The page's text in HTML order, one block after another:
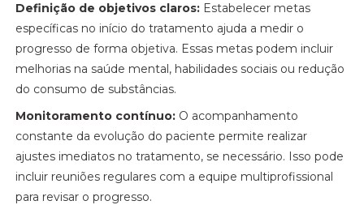
Definição de objetivos claros: Estabelecer metas
específicas no início do tratamento ajuda a medir o
progresso de forma objetiva. Essas metas podem incluir
melhorias na saúde mental, habilidades sociais ou redução
do consumo de substâncias.
Monitoramento contínuo: O acompanhamento
constante da evolução do paciente permite realizar
ajustes imediatos no tratamento, se necessário. Isso pode
incluir reuniões regulares com a equipe multiprofissional
para revisar o progresso.